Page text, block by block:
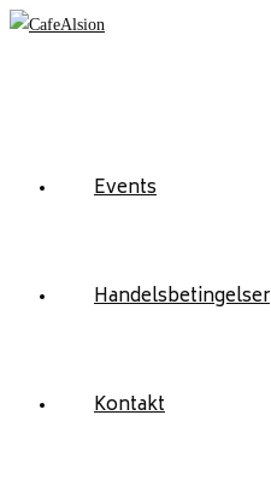
Skip
Events
Handelsbetingelser
Kontakt